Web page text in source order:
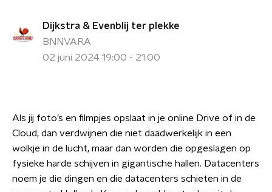
Dijkstra & Evenblij ter plekke
BNNVARA
02 juni 2024 19:00 - 21:00
Als jij foto’s en filmpjes opslaat in je online Drive of in de
Cloud, dan verdwijnen die niet daadwerkelijk in een
wolkje in de lucht, maar dan worden die opgeslagen op
fysieke harde schijven in gigantische hallen. Datacenters
noem je die dingen en die datacenters schieten in de